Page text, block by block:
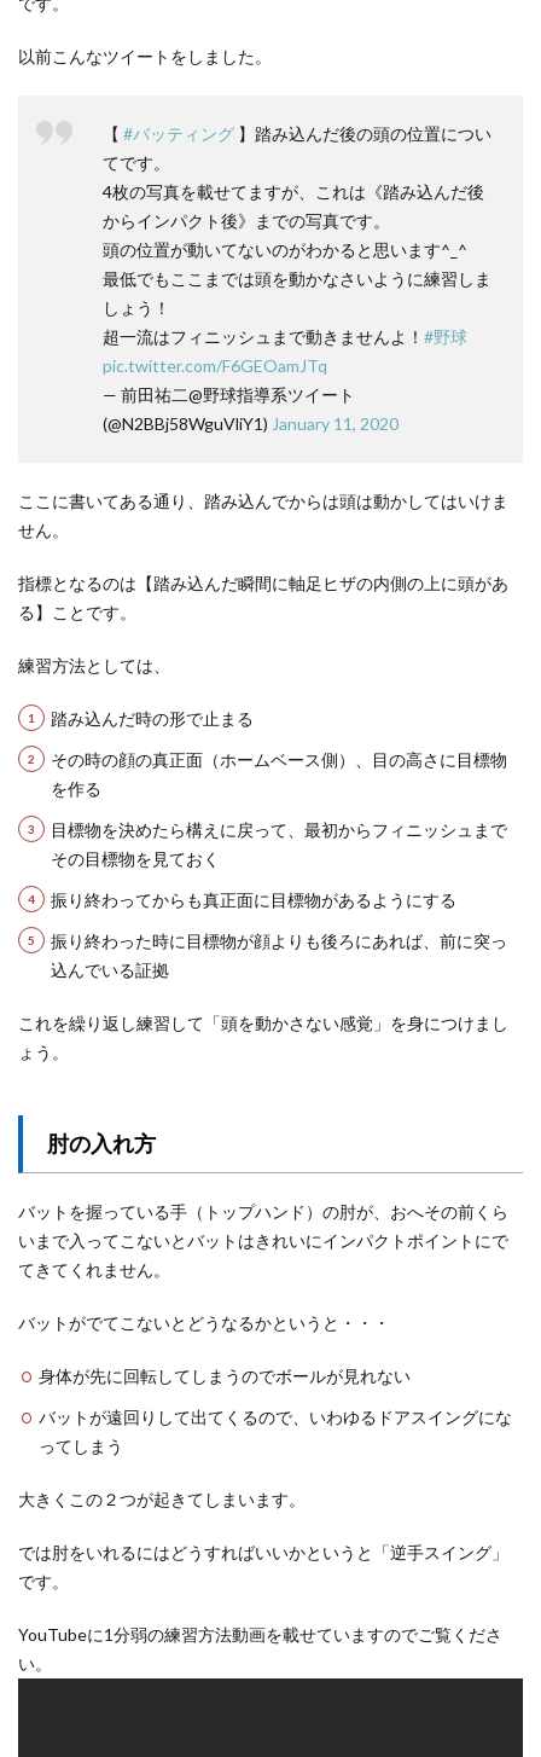
以前こんなツイートをしました。
【 #バッティング 】踏み込んだ後の頭の位置につい
てです。
4枚の写真を載せてますが、これは《踏み込んだ後
からインパクト後》までの写真です。
頭の位置が動いてないのがわかると思います^_^
最低でもここまでは頭を動かなさいように練習しま
しょう！
超一流はフィニッシュまで動きませんよ！ #野球
pic.twitter.com/F6GEOamJTq
— 前田祐二@野球指導系ツイート
(@N2BBj58WguVliY1) January 11, 2020
ここに書いてある通り、踏み込んでからは頭は動かしてはいけま
せん。
指標となるのは【踏み込んだ瞬間に軸足ヒザの内側の上に頭があ
る】ことです。
練習方法としては、
踏み込んだ時の形で止まる
その時の顔の真正面（ホームベース側）、目の高さに目標物
を作る
目標物を決めたら構えに戻って、最初からフィニッシュまで
その目標物を見ておく
振り終わってからも真正面に目標物があるようにする
振り終わった時に目標物が顔よりも後ろにあれば、前に突っ
込んでいる証拠
これを繰り返し練習して「頭を動かさない感覚」を身につけまし
ょう。
肘の入れ方
バットを握っている手（トップハンド）の肘が、おへその前くら
いまで入ってこないとバットはきれいにインパクトポイントにで
てきてくれません。
バットがでてこないとどうなるかというと・・・
身体が先に回転してしまうのでボールが見れない
バットが遠回りして出てくるので、いわゆるドアスイングにな
ってしまう
大きくこの２つが起きてしまいます。
では肘をいれるにはどうすればいいかというと「逆手スイング」
です。
YouTubeに1分弱の練習方法動画を載せていますのでご覧くださ
い。